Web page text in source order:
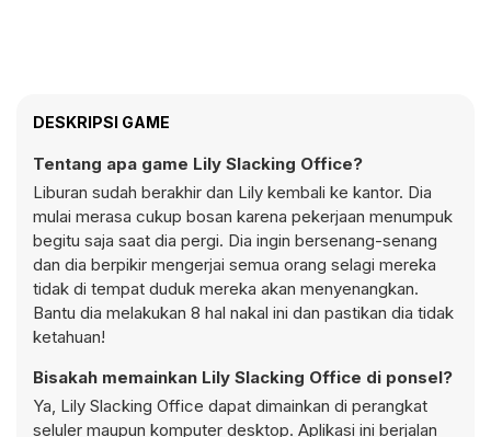
DESKRIPSI GAME
Tentang apa game Lily Slacking Office?
Liburan sudah berakhir dan Lily kembali ke kantor. Dia
mulai merasa cukup bosan karena pekerjaan menumpuk
begitu saja saat dia pergi. Dia ingin bersenang-senang
dan dia berpikir mengerjai semua orang selagi mereka
tidak di tempat duduk mereka akan menyenangkan.
Bantu dia melakukan 8 hal nakal ini dan pastikan dia tidak
ketahuan!
Bisakah memainkan Lily Slacking Office di ponsel?
Ya, Lily Slacking Office dapat dimainkan di perangkat
seluler maupun komputer desktop. Aplikasi ini berjalan